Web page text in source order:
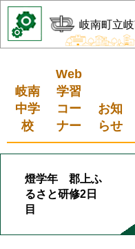
岐南町立岐
岐南
中学
校
Web
学習
コー
ナー
お知
らせ
燈学年 郡上ふ
るさと研修2日
目